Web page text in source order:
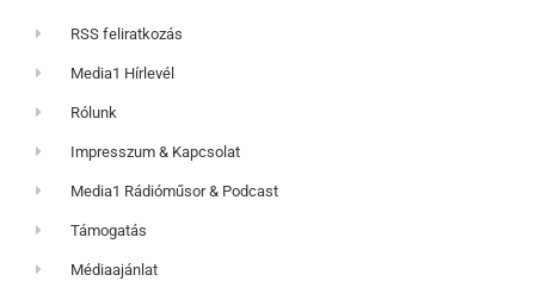
RSS feliratkozás
Media1 Hírlevél
Rólunk
Impresszum & Kapcsolat
Media1 Rádióműsor & Podcast
Támogatás
Médiaajánlat